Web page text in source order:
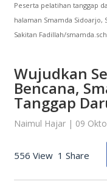
Peserta pelatihan tanggap
halaman Smamda Sidoarjo,
Sakitan Fadillah/
Wujudkan
Bencana,
Tanggap
Naimul Hajar | 09
556 View 1 Share